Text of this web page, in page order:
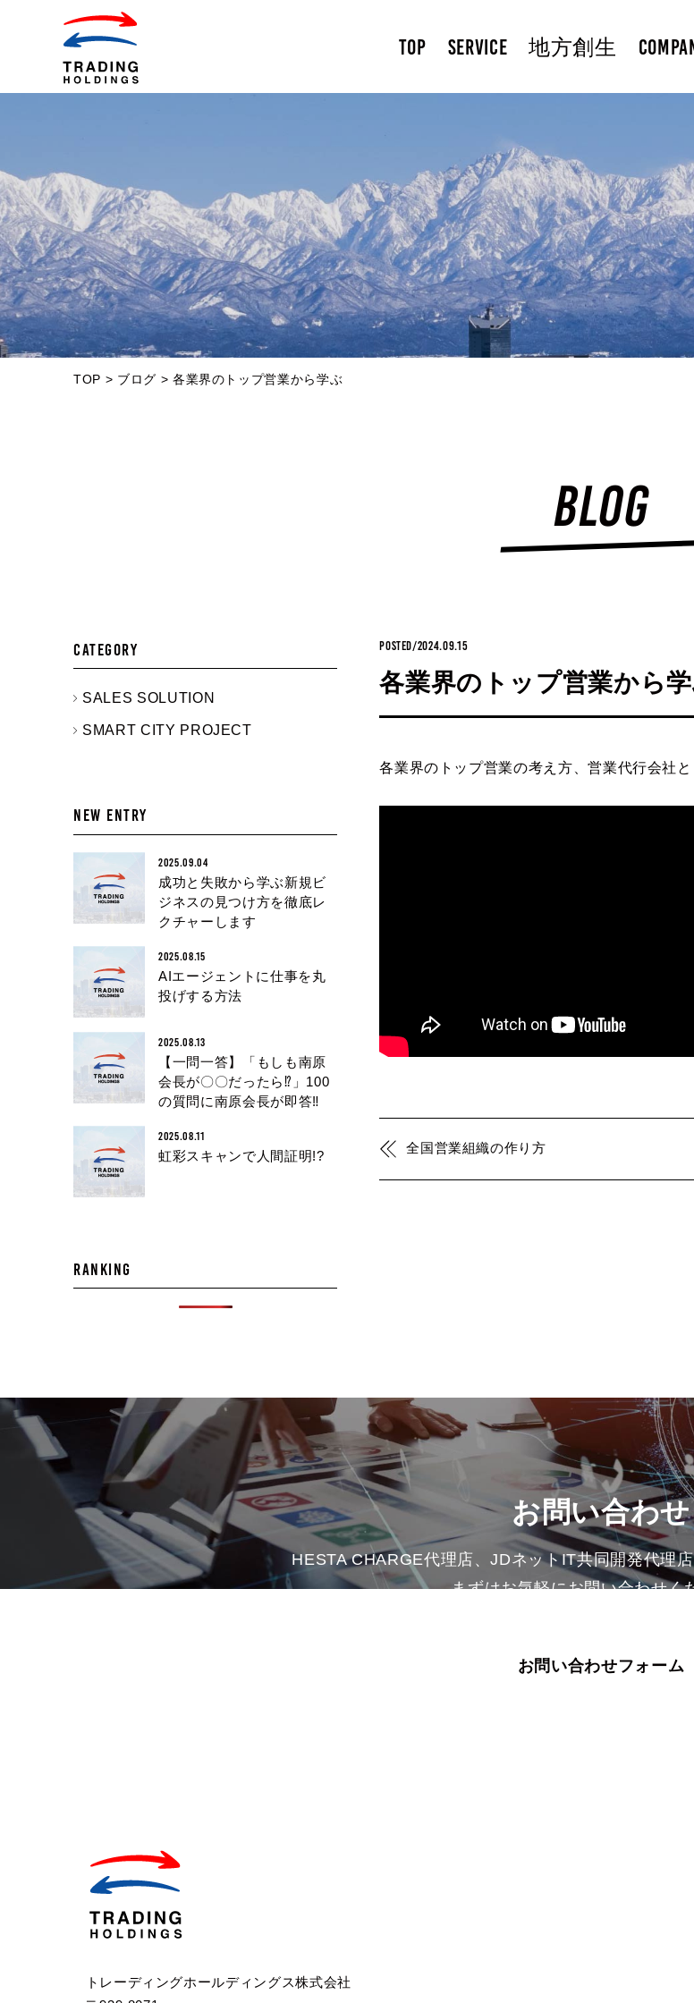
TOP SERVICE 地方創生
TOP > ブログ > 各業界のトップ営業から学ぶ
BLOG
POSTED/2024.09.15
各業界のトップ営業から
各業界のトップ営業の考え方、営業代行会社
全国営業組織の作り方
CATEGORY
SALES SOLUTION
SMART CITY PROJECT
NEW ENTRY
2025.09.04
成功と失敗から学ぶ新規ビ
ジネスの見つけ方を徹底レ
クチャーします
2025.08.15
AIエージェントに仕事を丸
投げする方法
2025.08.13
【一問一答】「もしも南原
会長が〇〇だったら⁉︎」100
の質問に南原会長が即答‼︎
2025.08.11
虹彩スキャンで人間証明!?
RANKING
お問い合わせ
HESTA CHARGE代理店、JDネットIT共同開発代理
まずはお気軽にお問い合わせく
お問い合わせフォーム
トレーディングホールディングス株式会社